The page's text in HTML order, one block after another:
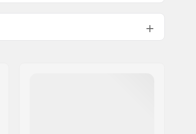
Moldado anatomicamente
Fecho em velcro, Compression